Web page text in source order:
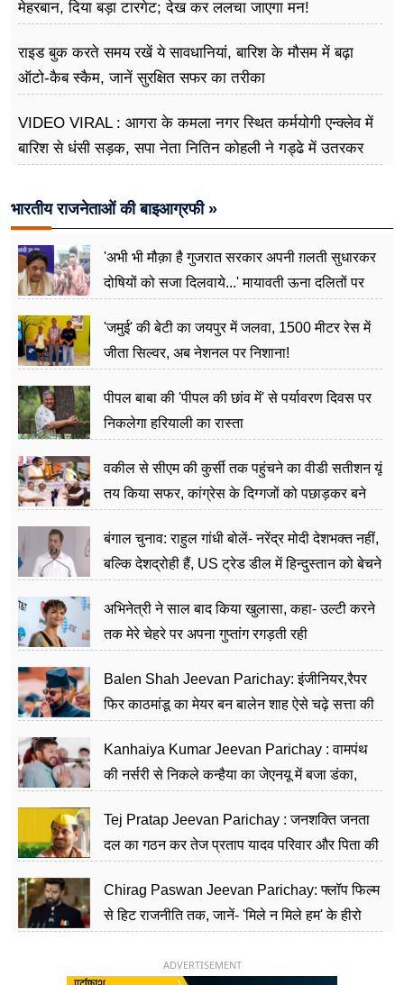
मेहरबान, दिया बड़ा टारगेट; देख कर ललचा जाएगा मन!
राइड बुक करते समय रखें ये सावधानियां, बारिश के मौसम में बढ़ा
ऑटो-कैब स्कैम, जानें सुरक्षित सफर का तरीका
VIDEO VIRAL : आगरा के कमला नगर स्थित कर्मयोगी एन्क्लेव में
बारिश से धंसी सड़क, सपा नेता नितिन कोहली ने गड्ढे में उतरकर
भारतीय राजनेताओं की बाइआग्रफी »
'अभी भी मौक़ा है गुजरात सरकार अपनी ग़लती सुधारकर
दोषियों को सजा दिलवाये...' मायावती ऊना दलितों पर
'जमुई' की बेटी का जयपुर में जलवा, 1500 मीटर रेस में
जीता सिल्वर, अब नेशनल पर निशाना!
पीपल बाबा की 'पीपल की छांव में' से पर्यावरण दिवस पर
निकलेगा हरियाली का रास्ता
वकील से सीएम की कुर्सी तक पहुंचने का वीडी सतीशन यूं
तय किया सफर, कांग्रेस के दिग्गजों को पछाड़कर बने
बंगाल चुनाव: राहुल गांधी बोलें- नरेंद्र मोदी देशभक्त नहीं,
बल्कि देशद्रोही हैं, US ट्रेड डील में हिन्दुस्तान को बेचने
अभिनेत्री ने साल बाद किया खुलासा, कहा- उल्टी करने
तक मेरे चेहरे पर अपना गुप्तांग रगड़ती रही
Balen Shah Jeevan Parichay: इंजीनियर,रैपर
फिर काठमांडू का मेयर बन बालेन शाह ऐसे चढ़े सत्ता की
Kanhaiya Kumar Jeevan Parichay : वामपंथ
की नर्सरी से निकले कन्हैया का जेएनयू में बजा डंका,
Tej Pratap Jeevan Parichay : जनशक्ति जनता
दल का गठन कर तेज प्रताप यादव परिवार और पिता की
Chirag Paswan Jeevan Parichay: फ्लॉप फिल्म
से हिट राजनीति तक, जानें- 'मिले न मिले हम' के हीरो
ADVERTISEMENT